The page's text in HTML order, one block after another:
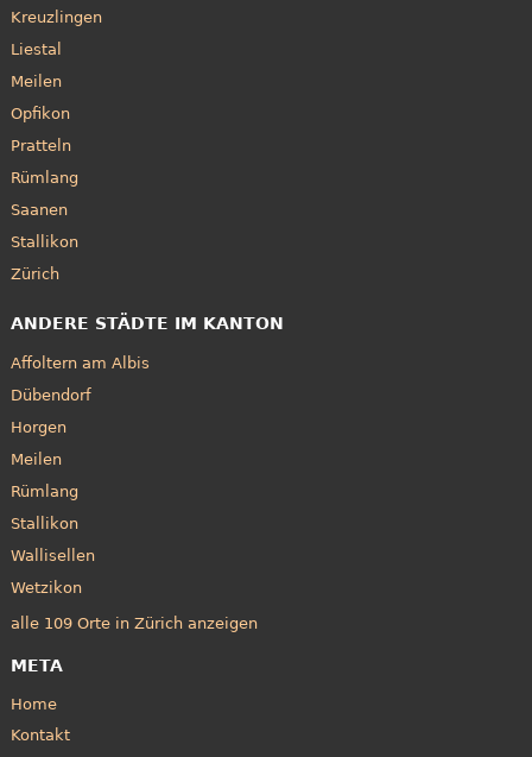
Kreuzlingen
Liestal
Meilen
Opfikon
Pratteln
Rümlang
Saanen
Stallikon
Zürich
ANDERE STÄDTE IM KANTON
Affoltern am Albis
Dübendorf
Horgen
Meilen
Rümlang
Stallikon
Wallisellen
Wetzikon
alle 109 Orte in Zürich anzeigen
META
Home
Kontakt